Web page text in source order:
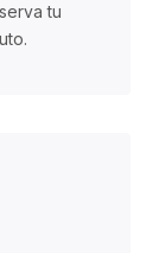
tu